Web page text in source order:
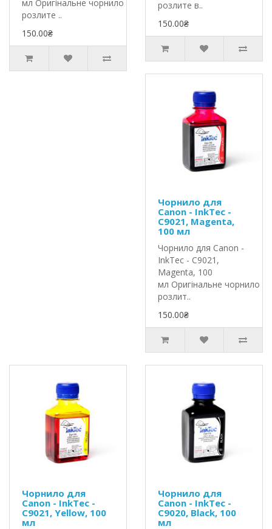
мл Оригінальне чорнило InkTec
розлите ..
150.00₴
розлите в..
150.00₴
Чорнило для
Canon - InkTec -
C9021, Magenta,
100 мл
Чорнило для Canon -
InkTec - C9021,
Magenta, 100
мл Оригінальне чорнило
розлит..
150.00₴
Чорнило для
Canon - InkTec -
C9021, Yellow, 100
мл
Чорнило для
Canon - InkTec -
C9020, Black, 100
мл